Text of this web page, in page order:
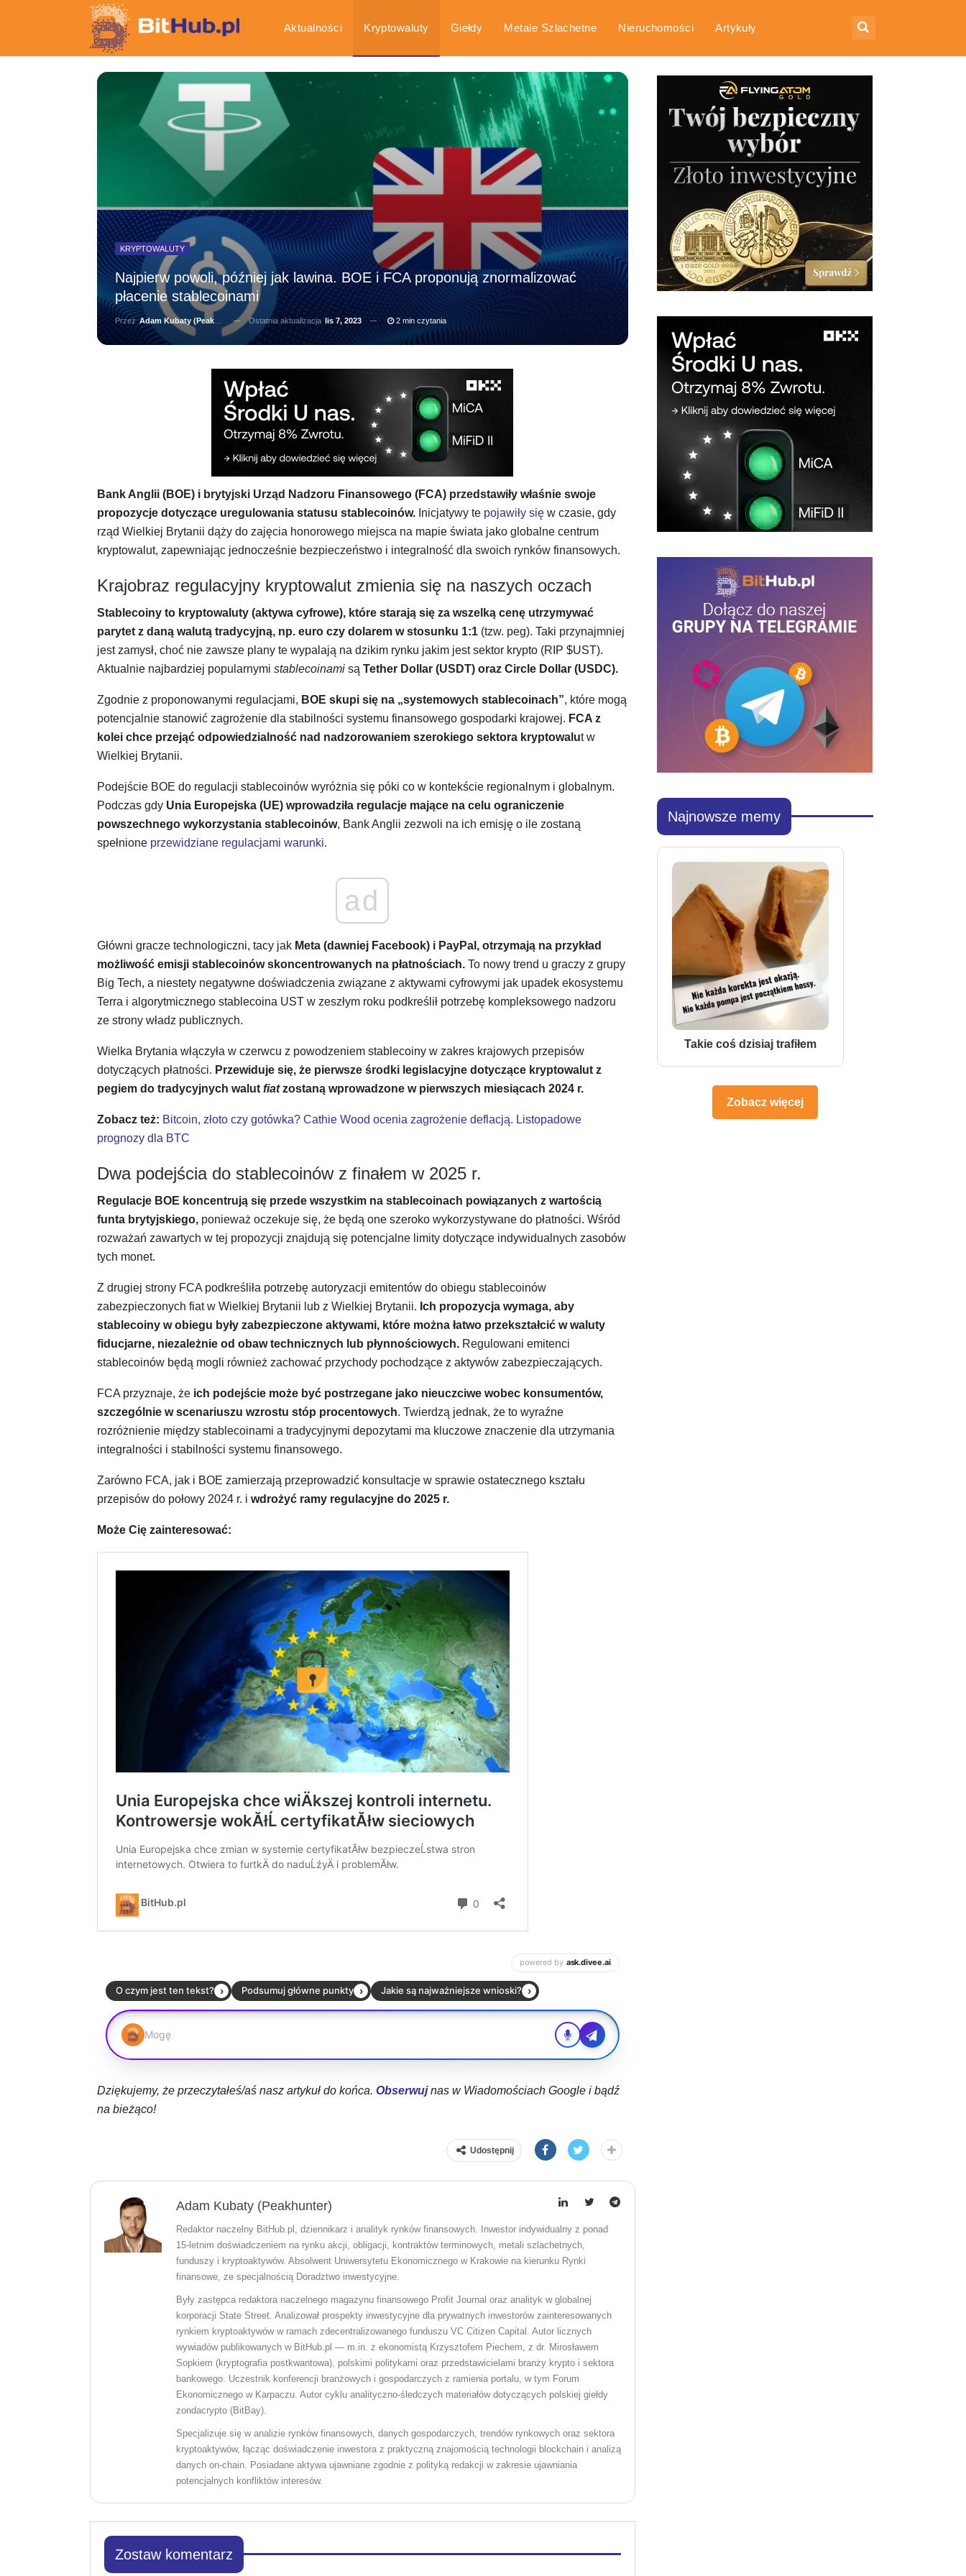
Aktualności Kryptowaluty Giełdy Metale Szlachetne Nieruchomości Artykuły
Gospodarka Poradniki
KRYPTOWALUTY
Najpierw powoli, później jak lawina. BOE i FCA proponują znormalizować
płacenie stablecoinami
PrzezAdam Kubaty (peakhunter) Ostatnia aktualizacja lis 7, 2023 2 min czytania
Bank Anglii (BOE) i brytyjski Urząd Nadzoru Finansowego (FCA) przedstawiły właśnie swoje
propozycje dotyczące uregulowania statusu stablecoinów.Inicjatywy te pojawiły sięw czasie, gdy
rząd Wielkiej Brytanii dąży do zajęcia honorowego miejsca na mapie świata jako globalne centrum
kryptowalut, zapewniając jednocześnie bezpieczeństwo i integralność dla swoich rynków finansowych.
Krajobraz regulacyjny kryptowalut zmienia się na naszych oczach
Stablecoiny to kryptowaluty (aktywa cyfrowe), które starają się za wszelką cenę utrzymywać
parytet z daną walutą tradycyjną, np. euro czy dolarem w stosunku 1:1 (tzw. peg). Taki przynajmniej
jest zamysł, choć nie zawsze plany te wypalają na dzikim rynku jakim jest sektor krypto (RIP $UST).
Aktualnie najbardziej popularnymi stablecoinamisą Tether Dollar (USDT) oraz Circle Dollar (USDC).
Zgodnie z proponowanymi regulacjami, BOE skupi się na „systemowych stablecoinach”, które mogą
potencjalnie stanowić zagrożenie dla stabilności systemu finansowego gospodarki krajowej. FCA z
kolei chce przejąć odpowiedzialność nad nadzorowaniem szerokiego sektora kryptowalut w
Wielkiej Brytanii.
Podejście BOE do regulacji stablecoinów wyróżnia się póki co w kontekście regionalnym i globalnym.
Podczas gdy Unia Europejska (UE) wprowadziła regulacje mające na celu ograniczenie
powszechnego wykorzystania stablecoinów, Bank Anglii zezwoli na ich emisję o ile zostaną
spełnione przewidziane regulacjami warunki.
ad
Główni gracze technologiczni, tacy jakMeta (dawniej Facebook) i PayPal, otrzymają na przykład
możliwość emisji stablecoinów skoncentrowanych na płatnościach.To nowy trend u graczy z grupy
Big Tech, a niestety negatywne doświadczenia związane z aktywami cyfrowymi jak upadek ekosystemu
Terra i algorytmicznego stablecoina UST w zeszłym roku podkreślił potrzebę kompleksowego nadzoru
ze strony władz publicznych.
Wielka Brytania włączyła w czerwcu z powodzeniem stablecoiny w zakres krajowych przepisów
dotyczących płatności. Przewiduje się, że pierwsze środki legislacyjne dotyczące kryptowalut z
pegiem do tradycyjnych walut fiatzostaną wprowadzone w pierwszych miesiącach 2024 r.
Zobacz też: Bitcoin, złoto czy gotówka? Cathie Wood ocenia zagrożenie deflacją. Listopadowe
prognozy dla BTC
Dwa podejścia do stablecoinów z finałem w 2025 r.
Regulacje BOE koncentrują się przede wszystkim na stablecoinach powiązanych z wartością
funta brytyjskiego,ponieważ oczekuje się, że będą one szeroko wykorzystywane do płatności. Wśród
rozważań zawartych w tej propozycji znajdują się potencjalne limity dotyczące indywidualnych zasobów
tych monet.
Z drugiej strony FCA podkreśliła potrzebę autoryzacji emitentów do obiegu stablecoinów
zabezpieczonych fiat w Wielkiej Brytanii lub z Wielkiej Brytanii. Ich propozycja wymaga, aby
stablecoiny w obiegu były zabezpieczone aktywami, które można łatwo przekształcić w waluty
fiducjarne, niezależnie od obaw technicznych lub płynnościowych.Regulowani emitenci
stablecoinów będą mogli również zachować przychody pochodzące z aktywów zabezpieczających.
FCA przyznaje, że ich podejście może być postrzegane jako nieuczciwe wobec konsumentów,
szczególnie w scenariuszu wzrostu stóp procentowych. Twierdzą jednak, że to wyraźne
rozróżnienie między stablecoinami a tradycyjnymi depozytami ma kluczowe znaczenie dla utrzymania
integralności i stabilności systemu finansowego.
Zarówno FCA, jak i BOE zamierzają przeprowadzić konsultacje w sprawie ostatecznego kształu
przepisów do połowy 2024 r. i wdrożyć ramy regulacyjne do 2025 r.
Może Cię zainteresować:
Dziękujemy, że przeczytałeś/aś nasz artykuł do końca. Obserwujnas w Wiadomościach Google i bądź
na bieżąco!
Udostępnij
Adam Kubaty (peakhunter)
Redaktor naczelny BitHub.pl, dziennikarz i analityk rynków finansowych. Inwestor indywidualny z ponad
15-letnim doświadczeniem na rynku akcji, obligacji, kontraktów terminowych, metali szlachetnych,
funduszy i kryptoaktywów. Absolwent Uniwersytetu Ekonomicznego w Krakowie na kierunku Rynki
finansowe, ze specjalnością Doradztwo inwestycyjne.
Były zastępca redaktora naczelnego magazynu finansowego Profit Journal oraz analityk w globalnej
korporacji State Street. Analizował prospekty inwestycyjne dla prywatnych inwestorów zainteresowanych
rynkiem kryptoaktywów w ramach zdecentralizowanego funduszu VC Citizen Capital. Autor licznych
wywiadów publikowanych w BitHub.pl — m.in. z ekonomistą Krzysztofem Piechem, z dr. Mirosławem
Sopkiem (kryptografia postkwantowa), polskimi politykami oraz przedstawicielami branży krypto i sektora
bankowego. Uczestnik konferencji branżowych i gospodarczych z ramienia portalu, w tym Forum
Ekonomicznego w Karpaczu. Autor cyklu analityczno-śledczych materiałów dotyczących polskiej giełdy
zondacrypto (BitBay).
Specjalizuje się w analizie rynków finansowych, danych gospodarczych, trendów rynkowych oraz sektora
kryptoaktywów, łącząc doświadczenie inwestora z praktyczną znajomością technologii blockchain i analizą
danych on-chain. Posiadane aktywa ujawniane zgodnie z polityką redakcji w zakresie ujawniania
potencjalnych konfliktów interesów.
Zostaw komentarz
Najnowsze memy
Takie coś dzisiaj trafiłem
Zobacz więcej